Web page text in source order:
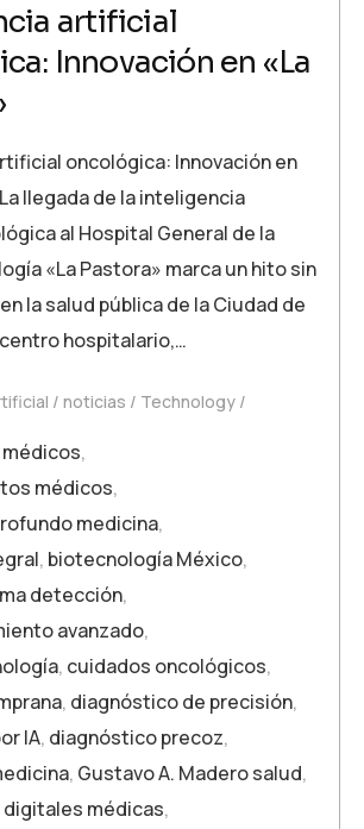
artificial
Innovación en «La
oncológica: Innovación en
llegada de la inteligencia
al Hospital General de la
«La Pastora» marca un hito sin
la salud pública de la Ciudad de
hospitalario,…
noticias Technology
,
médicos,
medicina,
, biotecnología México,
detección,
avanzado,
, cuidados oncológicos,
, diagnóstico de precisión,
IA, diagnóstico precoz,
, Gustavo A. Madero salud,
médicas,